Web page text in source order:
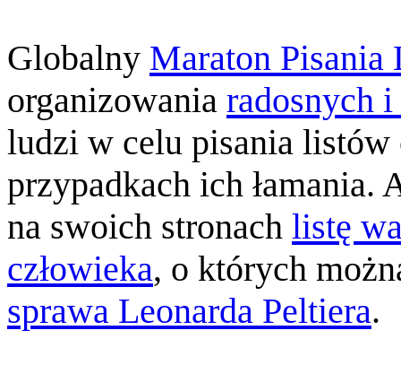
Globalny Maraton Pisania
organizowania radosnych
ludzi w celu pisania listów
przypadkach ich łamania.
na swoich stronach listę
człowieka, o których
sprawa Leonarda Peltiera.